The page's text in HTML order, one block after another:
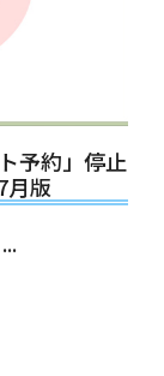
予約」停止
月版